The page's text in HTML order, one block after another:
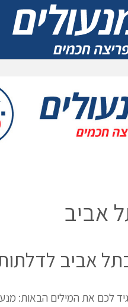
אביב
אביב
אביב
לכם את המילים הבאות: